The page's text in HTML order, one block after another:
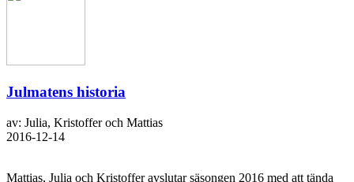
Julmatens historia
av: Julia, Kristoffer och Mattias
2016-12-14
Mattias, Julia och Kristoffer avslutar säsongen 2016 med att tända